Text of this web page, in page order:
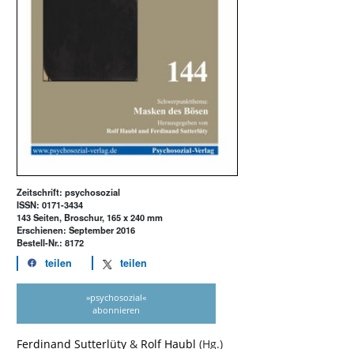
Zeitschrift: psychosozial
ISSN: 0171-3434
143 Seiten, Broschur, 165 x 240 mm
Erschienen: September 2016
Bestell-Nr.: 8172
teilen teilen
»psychosozial«
abonnieren
Ferdinand Sutterlüty & Rolf Haubl